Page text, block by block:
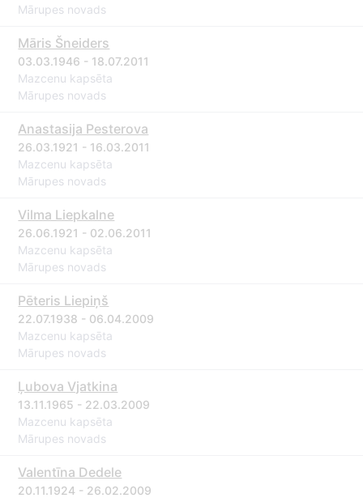
Mārupes novads
Māris Šneiders
03.03.1946 - 18.07.2011
Mazcenu kapsēta
Mārupes novads
Anastasija Pesterova
26.03.1921 - 16.03.2011
Mazcenu kapsēta
Mārupes novads
Vilma Liepkalne
26.06.1921 - 02.06.2011
Mazcenu kapsēta
Mārupes novads
Pēteris Liepiņš
22.07.1938 - 06.04.2009
Mazcenu kapsēta
Mārupes novads
Ļubova Vjatkina
13.11.1965 - 22.03.2009
Mazcenu kapsēta
Mārupes novads
Valentīna Dedele
20.11.1924 - 26.02.2009